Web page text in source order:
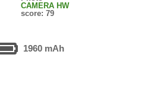
CAMERA HW
score: 79
1960 mAh